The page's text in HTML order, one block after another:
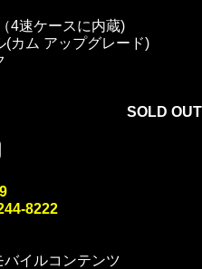
4速ケースに内蔵)
(カム アップグレード)
SOLD OUT
8222
バイルコンテンツ